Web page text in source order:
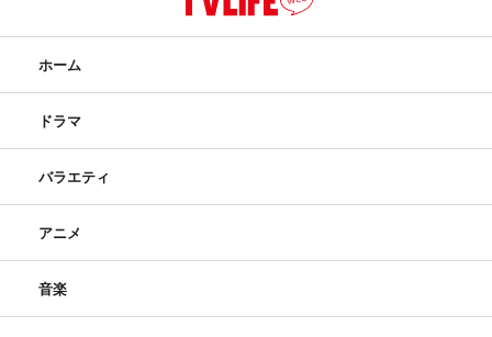
ホーム
ドラマ
バラエティ
アニメ
音楽